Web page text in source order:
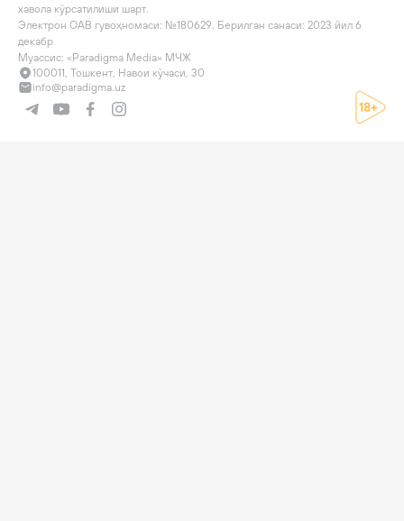
хавола кўрсатилиши шарт.
Электрон ОАВ гувоҳномаси: №180629. Берилган санаси: 2023 йил 6
декабр
Муассис: «Paradigma Media» МЧЖ
100011, Тошкент, Навои кўчаси, 30
info@paradigma.uz